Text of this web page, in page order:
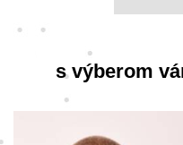
s výberom